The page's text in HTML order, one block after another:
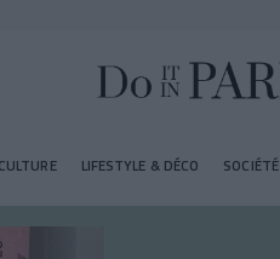
CULTURE LIFESTYLE & DÉCO SOCIÉTÉ